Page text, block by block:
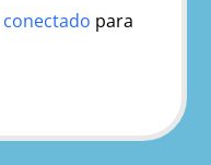
conectado para